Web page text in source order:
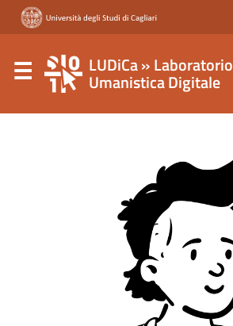
LUDiCa » Laboratorio
Umanistica Digitale